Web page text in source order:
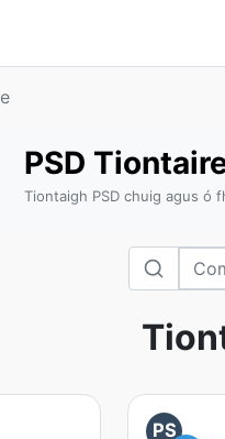
PSD
Tiontaigh PSD chuig agus ó
PS